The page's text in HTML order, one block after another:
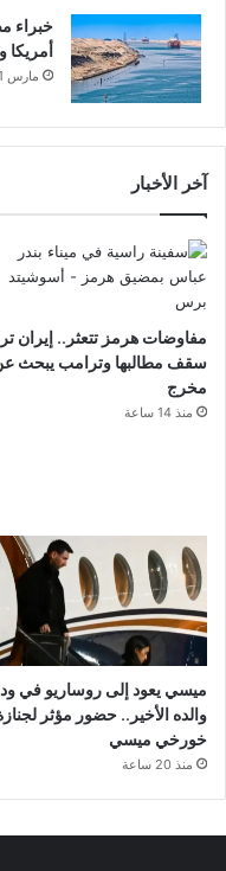
خبراء
أمريكا
مارس 1, 2026
آخر الأخبار
مفاوضات هرمز تتعثر.. إيران
سقف مطالبها وترامب يبحث
مخرج
منذ 14 ساعة
ميسي يعود إلى روساريو في
والده الأخير.. حضور مؤثر
خورخي ميسي
منذ 20 ساعة